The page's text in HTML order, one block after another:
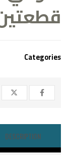
Categories
DESCRIPTION